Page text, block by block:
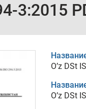
3:2015
O’z DSt
O’z DSt